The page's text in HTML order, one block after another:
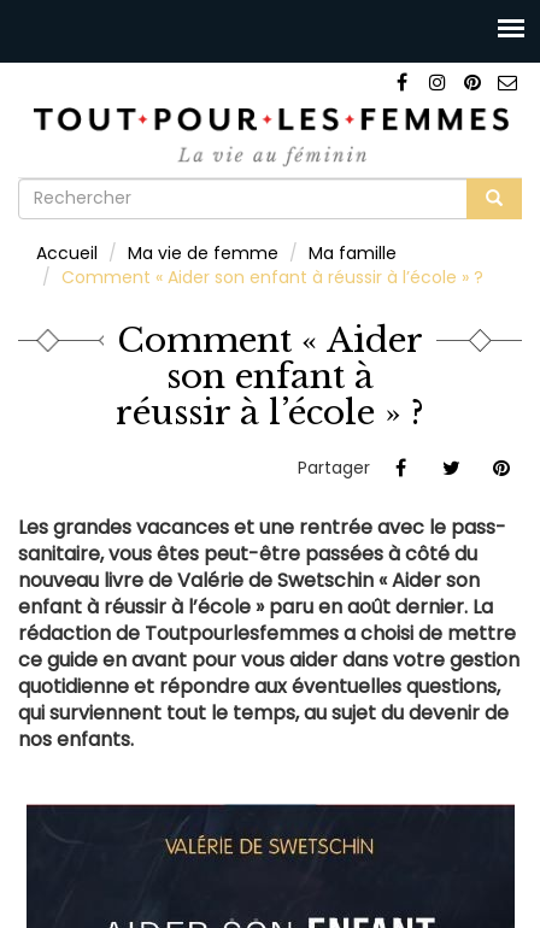
Formulaire
recherche
Accueil Ma vie de femme
Ma famille
Comment « Aider son enfant à réussir à l’école » ?
Comment « Aider
son enfant à
réussir à l’école » ?
Partager
Les grandes vacances et une rentrée avec le pass-
sanitaire, vous êtes peut-être passées à côté du
nouveau livre de Valérie de Swetschin « Aider son
enfant à réussir à l’école » paru en août dernier. La
rédaction de Toutpourlesfemmes a choisi de mettre
ce guide en avant pour vous aider dans votre gestion
quotidienne et répondre aux éventuelles questions,
qui surviennent tout le temps, au sujet du devenir de
nos enfants.